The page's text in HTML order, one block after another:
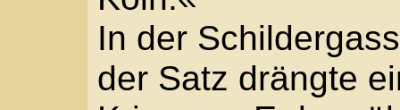
Erste Tropfen fielen,
am Anfang der
Arnold klappte die